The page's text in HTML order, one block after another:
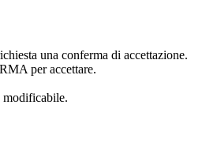
una conferma di accettazione.
per accettare.
modificabile.